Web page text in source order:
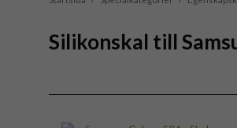
Silikonskal till